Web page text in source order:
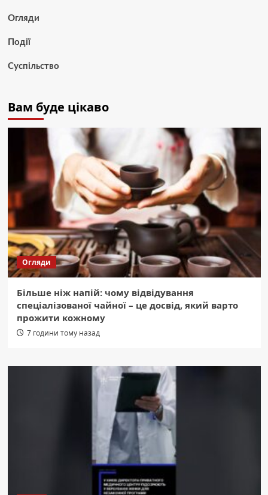
Огляди
Події
Суспільство
Вам буде цікаво
Огляди
Більше ніж напій: чому відвідування
спеціалізованої чайної – це досвід, який варто
прожити кожному
7 години тому назад